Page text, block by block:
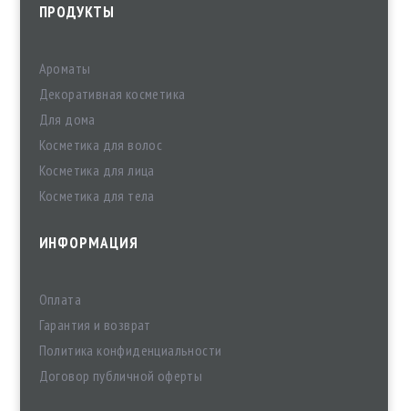
ПРОДУКТЫ
Ароматы
Декоративная косметика
Для дома
Косметика для волос
Косметика для лица
Косметика для тела
ИНФОРМАЦИЯ
Оплата
Гарантия и возврат
Политика конфиденциальности
Договор публичной оферты